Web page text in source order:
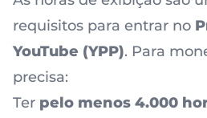
requisitos para entrar no
YouTube (YPP). Para
precisa:
Ter pelo menos 4.000